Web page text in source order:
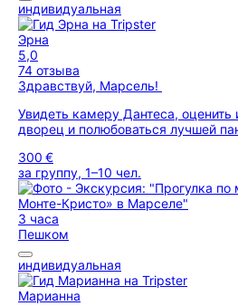
индивидуальная
Эрна
5,0
74 отзыва
Здравствуй, Марсель!
Увидеть камеру Дантеса, оценить
дворец и полюбоваться лучшей
300 €
за группу, 1–10 чел.
3 часа
Пешком
индивидуальная
Марианна